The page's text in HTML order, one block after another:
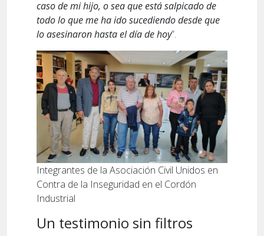
caso de mi hijo, o sea que está salpicado de
todo lo que me ha ido sucediendo desde que
lo asesinaron hasta el día de hoy”.
Integrantes de la Asociación Civil Unidos en
Contra de la Inseguridad en el Cordón
Industrial
Un testimonio sin filtros